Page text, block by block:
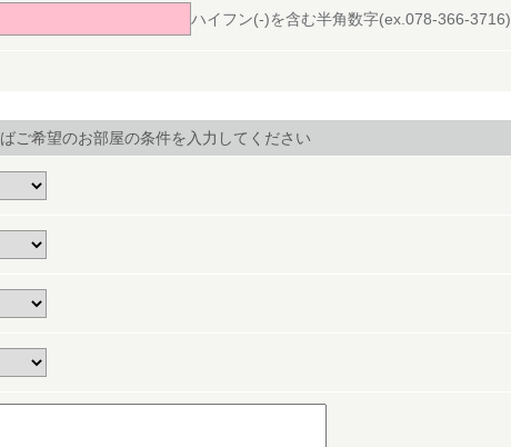
ハイフン(-)を含む半角数字(ex.078-366-3716)
ご希望のお部屋の条件を入力してください